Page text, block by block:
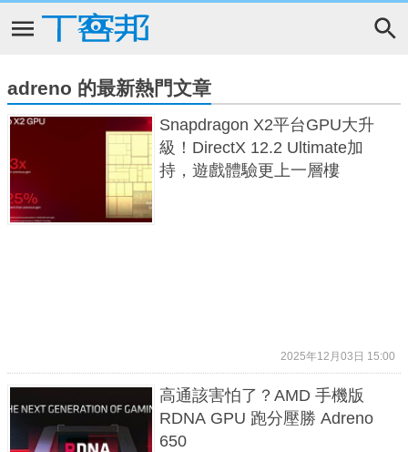
adreno 的最新熱門文章
Snapdragon X2平台GPU大升
級！DirectX 12.2 Ultimate加
持，遊戲體驗更上一層樓
2025年12月03日 15:00
高通該害怕了？AMD 手機版
RDNA GPU 跑分壓勝 Adreno
650